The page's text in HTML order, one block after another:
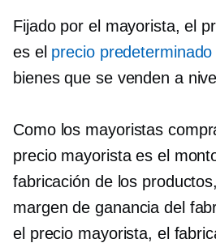
Fijado por el mayorista, el
es el precio predeterminado
bienes que se venden a
Como los mayoristas
precio mayorista es el
fabricación de los
margen de ganancia del
el precio mayorista, el